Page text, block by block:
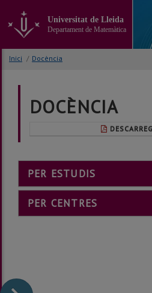
contingut
principal
Universitat de Lleida
Departament de Matemàtica
Inici / Docència
DOCÈNCIA
PER ESTUDIS
PER CENTRES